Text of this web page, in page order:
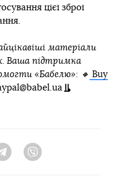
цієї зброї
матеріали
Ваша підтримка
«Бабелю»: 🔸 Buy
Telegram